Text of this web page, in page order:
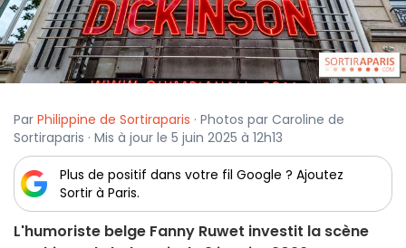
Par Philippine de Sortiraparis · Photos par Caroline de
Sortiraparis · Mis à jour le 5 juin 2025 à 12h13
Plus de positif dans votre fil Google ? Ajoutez
Sortir à Paris.
L'humoriste belge Fanny Ruwet investit la scène